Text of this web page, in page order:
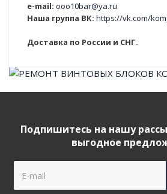
e-mail: ooo10bar@ya.ru
Наша группа ВК: https://vk.com/
Доставка по России и СНГ.
Подпишитесь на нашу
выгодное